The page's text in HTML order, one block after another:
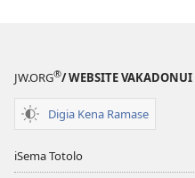
JW.ORG®/ WEBSITE
Digia Kena Ramase
iSema Totolo